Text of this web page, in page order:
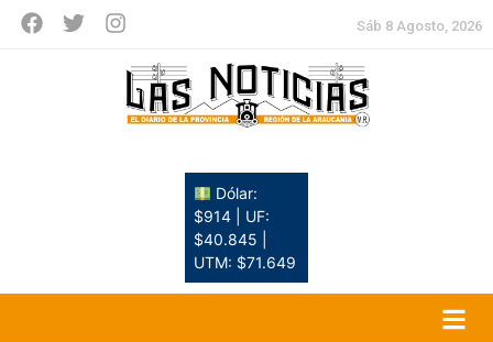
Sáb 8 Agosto, 2026
Dólar:
$914 | UF:
$40.845 |
UTM: $71.649